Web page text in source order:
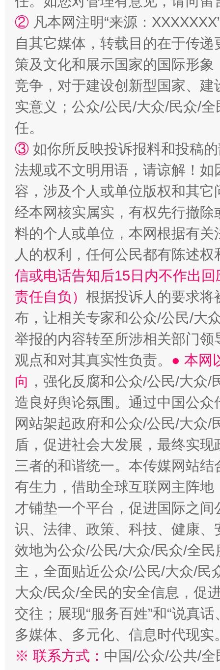
② 凡本网注明“来源：
自其它媒体，转载目的在于传
策及文化和展示国家的国际形
竞争，对于建设创新型国家、
实意义；公众/公民/大众/民众/
任。
③ 如你所反映投诉报料和投稿
法规或不文明用语，请谅解！
容，涉及个人或单位版权和其它
经本网核实属实，有权先行撤
料的个人或单位，本网根据有
人的权利，任何公民都有陈述
信或电话告知后15日内不作出
责任自负） 根据投诉人的要求将
布，让相关专家和公众/公民/大
举报的内容转至所涉相关部门
观点和对其真实性负责。 ● 本网
向 ，强化反腐和公众/公民/大众
造良好舆论氛围。通过中国公
网站架起政府和公众/公民/大众
盾，促进社会大发展，最终实
三者的和谐统一。本传媒网站
有生力，借助全球互联网主阵
才铺垫一个平台，促进国际之
识、法律、政策、科技、健康
效地为公众/公民/大众/民众/全
主，全面贴近公众/公民/大众/民
大众/民众/全民的安全信息，促
交往；展现“服务百姓”和“说真
多媒体、多元化、信息时代现实
※ 联系方式： 中国/公众/公共/